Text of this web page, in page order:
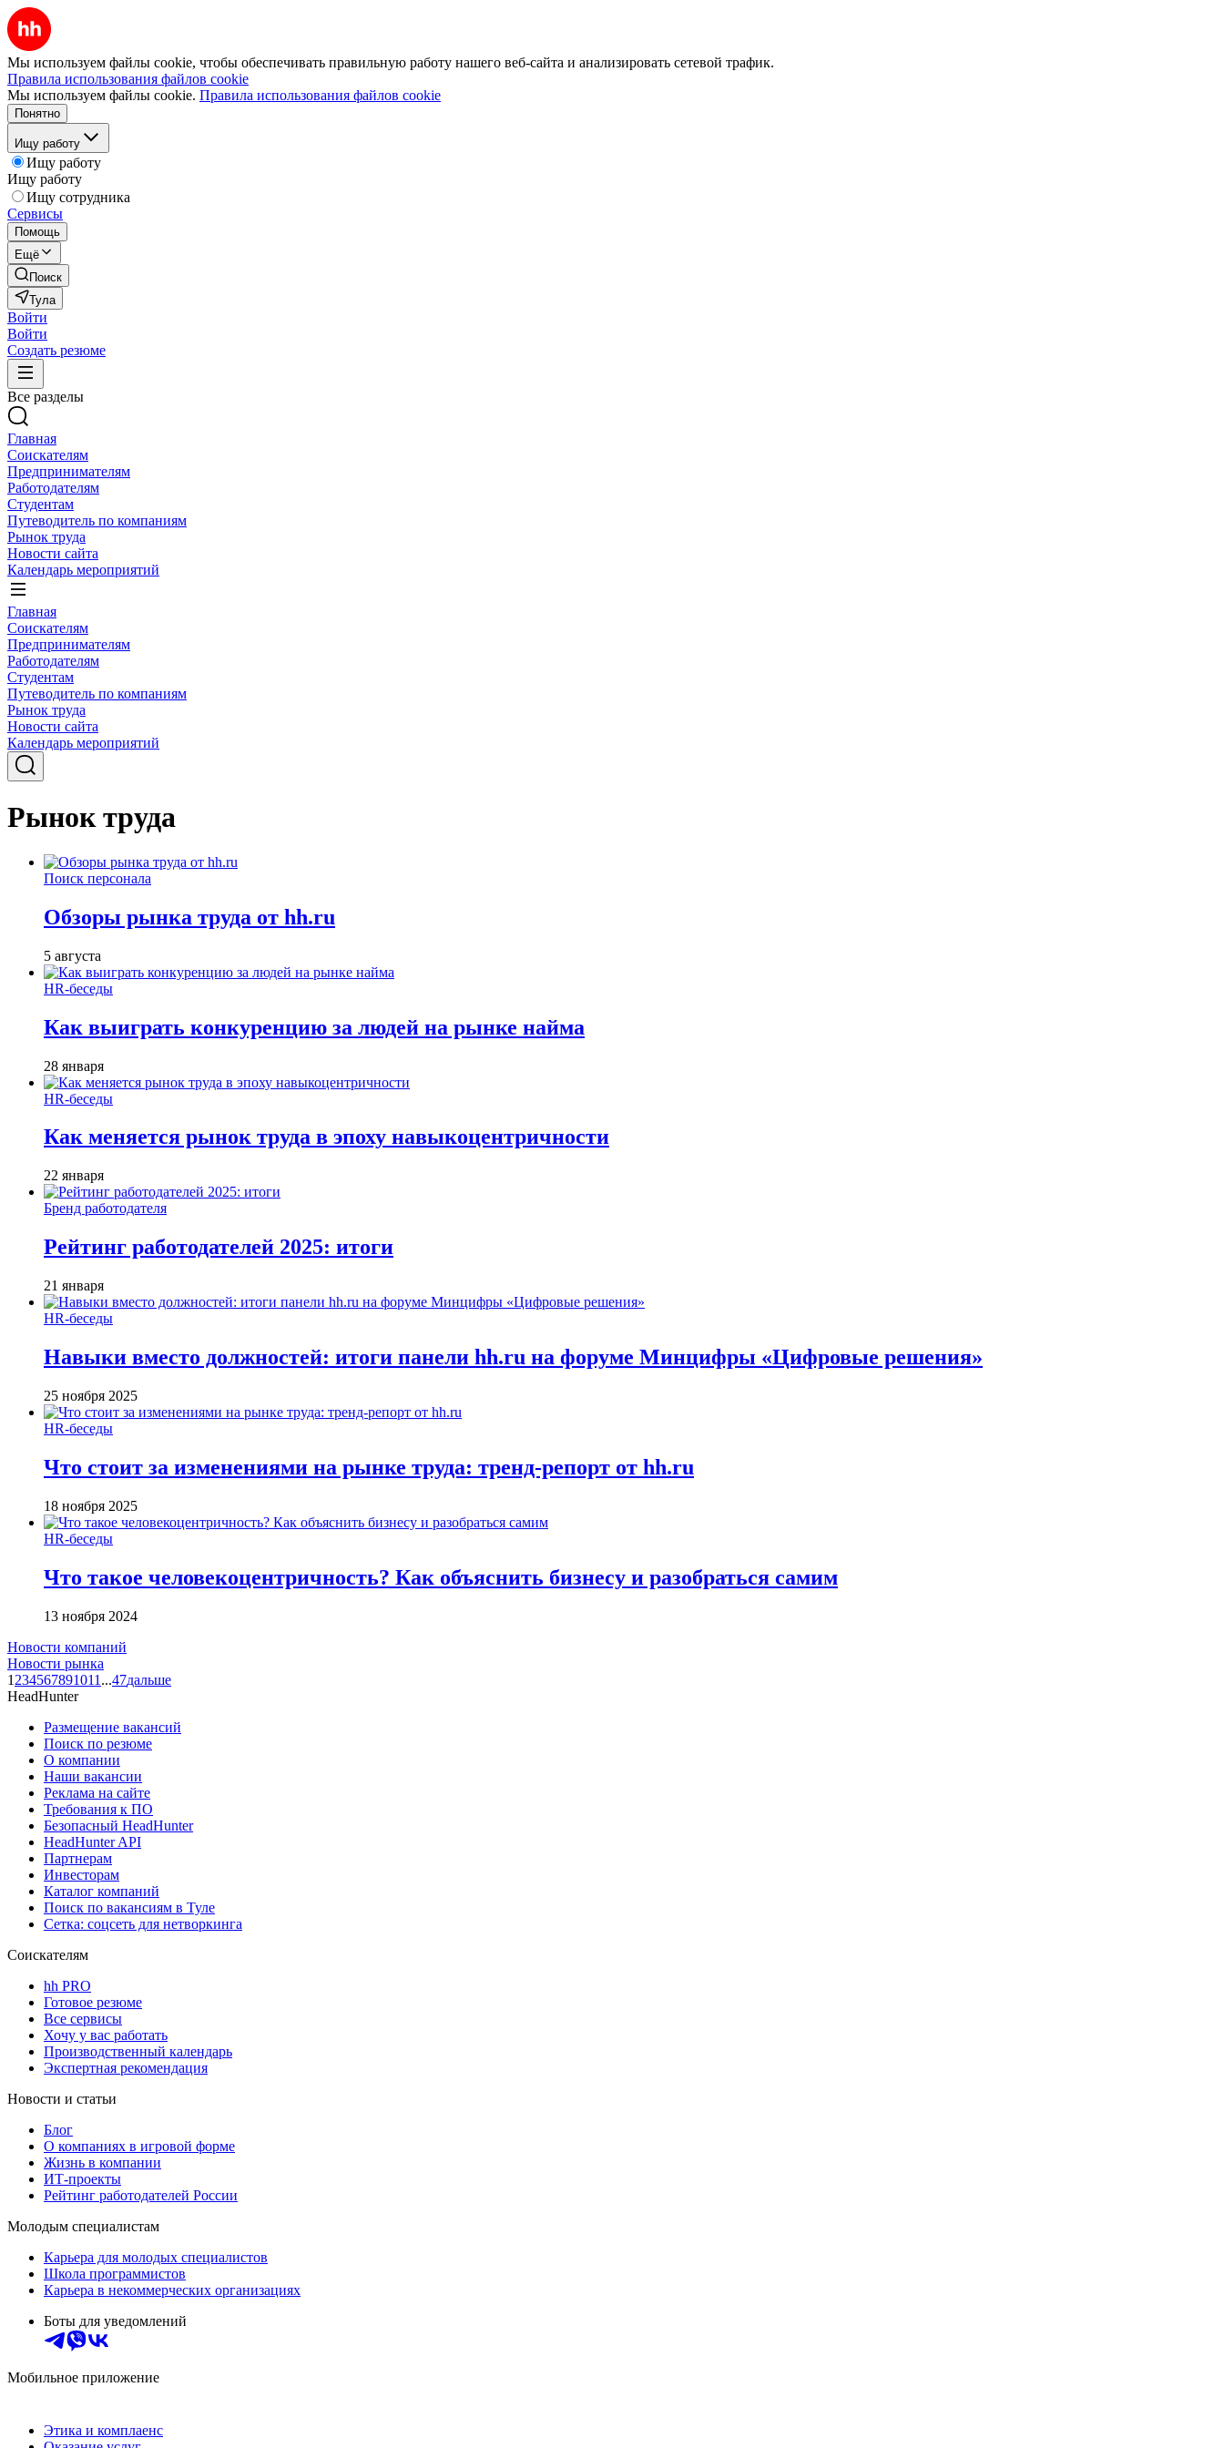
Мы используем файлы cookie, чтобы обеспечивать правильную работу нашего веб-сайта и анализировать сетевой трафик.
Правила использования файлов cookie
Мы используем файлы cookie. Правила использования файлов cookie
Понятно
Ищу работу
Ищу работу
Ищу работу
Ищу сотрудника
Сервисы
Помощь
Ещё
Поиск
Тула
Войти
Войти
Создать резюме
Все разделы
Главная
Соискателям
Предпринимателям
Работодателям
Студентам
Путеводитель по компаниям
Рынок труда
Новости сайта
Календарь мероприятий
Главная
Соискателям
Предпринимателям
Работодателям
Студентам
Путеводитель по компаниям
Рынок труда
Новости сайта
Календарь мероприятий
Рынок труда
Поиск персонала
Обзоры рынка труда от hh.ru
5 августа
HR-беседы
Как выиграть конкуренцию за людей на рынке найма
28 января
HR-беседы
Как меняется рынок труда в эпоху навыкоцентричности
22 января
Бренд работодателя
Рейтинг работодателей 2025: итоги
21 января
HR-беседы
Навыки вместо должностей: итоги панели hh.ru на форуме Минцифры «Цифровые решения»
25 ноября 2025
HR-беседы
Что стоит за изменениями на рынке труда: тренд-репорт от hh.ru
18 ноября 2025
HR-беседы
Что такое человеко­центричность? Как объяснить бизнесу и разобраться самим
13 ноября 2024
Новости компаний
Новости рынка
1 234567891011 ...47дальше
HeadHunter
Размещение вакансий
Поиск по резюме
О компании
Наши вакансии
Реклама на сайте
Требования к ПО
Безопасный HeadHunter
HeadHunter API
Партнерам
Инвесторам
Каталог компаний
Поиск по вакансиям в Туле
Сетка: соцсеть для нетворкинга
Соискателям
hh PRO
Готовое резюме
Все сервисы
Хочу у вас работать
Производственный календарь
Экспертная рекомендация
Новости и статьи
Блог
О компаниях в игровой форме
Жизнь в компании
ИТ-проекты
Рейтинг работодателей России
Молодым специалистам
Карьера для молодых специалистов
Школа программистов
Карьера в некоммерческих организациях
Боты для уведомлений
Мобильное приложение
Этика и комплаенс